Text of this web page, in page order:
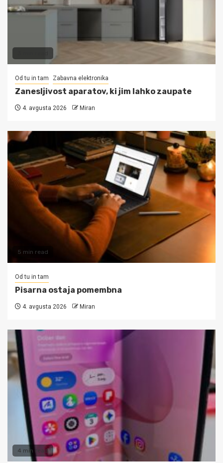
Od tu in tam Zabavna elektronika
Zanesljivost aparatov, ki jim lahko zaupate
4. avgusta 2026 Miran
5 min read
Od tu in tam
Pisarna ostaja pomembna
4. avgusta 2026 Miran
4 min read